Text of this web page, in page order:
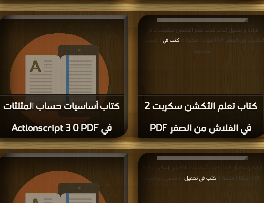
قراءة و تحميل كتاب كتاب الطريق من اكشن اسكربت 2 الى
اكشن اسكربت 3 PDF مجانا | مكتبة >
كتب في تحميل
التحميل : مرة/مرات
كتاب أساسيات حساب المثلثات
في Actionscript 3 0 PDF
قراءة و تحميل كتاب كتاب أساسيات حساب المثلثات في
Actionscript 3 0 PDF مجانا | مكتبة >
كتب في| التحميل :
كتاب تعلم الأكشن سكربت 2
في الفلاش من الصفر PDF
قراءة و تحميل كتاب كتاب تعلم الأكشن سكربت 2 في
الفلاش من الصفر PDF مجانا | مكتبة >
كتب في
| التحميل :
مرة/مرات
PDF مجانا | مكتبة >
كتب في تحميل | التحميل : مرة/مرات